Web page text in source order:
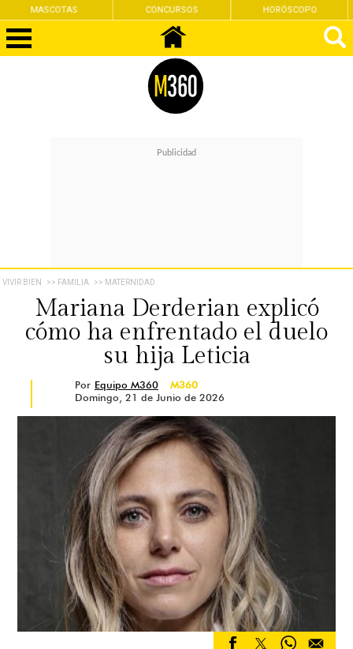
CONCURSOS HORÓSCOPO FEMINISMO
VIVIR BIEN >> FAMILIA >> MATERNIDAD
Mariana Derderian explicó
cómo ha enfrentado el duelo
su hija Leticia
Por Equipo M360
M360
Domingo, 21 de Junio de 2026